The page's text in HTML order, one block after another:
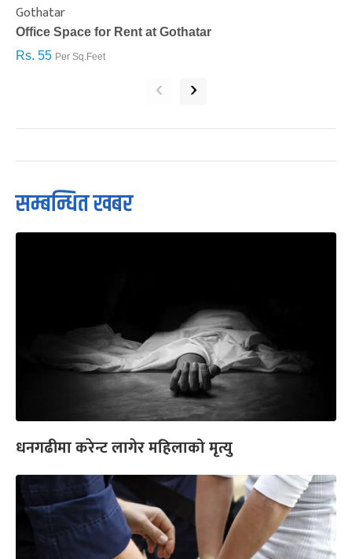
Gothatar
Office Space for Rent at Gothatar
Rs. 55 Per Sq.Feet
‹ ›
सम्बन्धित खबर
धनगढीमा करेन्ट लागेर महिलाको मृत्यु